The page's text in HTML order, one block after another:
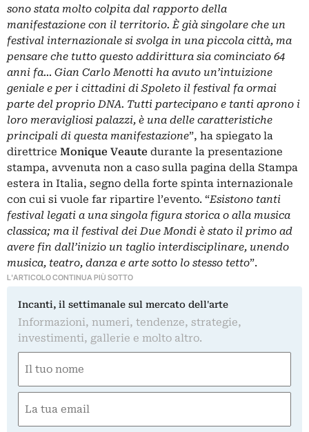
sono stata molto colpita dal rapporto della
manifestazione con il territorio. È già singolare che un
festival internazionale si svolga in una piccola città, ma
pensare che tutto questo addirittura sia cominciato 64
anni fa… Gian Carlo Menotti ha avuto un’intuizione
geniale e per i cittadini di Spoleto il festival fa ormai
parte del proprio DNA. Tutti partecipano e tanti aprono i
loro meravigliosi palazzi, è una delle caratteristiche
principali di questa manifestazione”, ha spiegato la
direttrice Monique Veaute durante la presentazione
stampa, avvenuta non a caso sulla pagina della Stampa
estera in Italia, segno della forte spinta internazionale
con cui si vuole far ripartire l’evento. “Esistono tanti
festival legati a una singola figura storica o alla musica
classica; ma il festival dei Due Mondi è stato il primo ad
avere fin dall’inizio un taglio interdisciplinare, unendo
musica, teatro, danza e arte sotto lo stesso tetto”.
L'ARTICOLO CONTINUA PIÙ SOTTO
Incanti, il settimanale sul mercato dell'arte
Informazioni, numeri, tendenze, strategie,
investimenti, gallerie e molto altro.
(Required)
First
(Required)